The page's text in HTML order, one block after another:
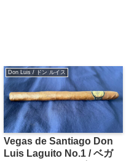
Don Luis / ドン ルイス
Vegas de Santiago Don
Luis Laguito No.1 / ベガ